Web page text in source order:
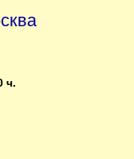
ч.